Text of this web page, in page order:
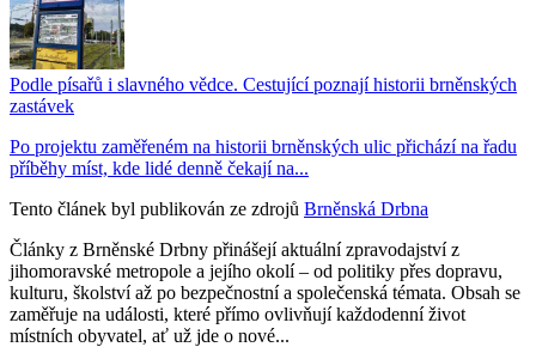
Podle písařů i slavného vědce. Cestující poznají historii brněnských
zastávek
Po projektu zaměřeném na historii brněnských ulic přichází na řadu
příběhy míst, kde lidé denně čekají na...
Tento článek byl publikován ze zdrojů Brněnská Drbna
Články z Brněnské Drbny přinášejí aktuální zpravodajství z
jihomoravské metropole a jejího okolí – od politiky přes dopravu,
kulturu, školství až po bezpečnostní a společenská témata. Obsah se
zaměřuje na události, které přímo ovlivňují každodenní život
místních obyvatel, ať už jde o nové...